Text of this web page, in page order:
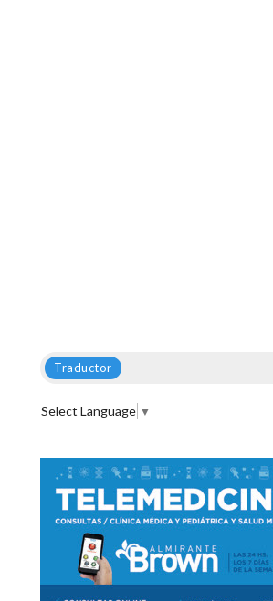
Traductor
Select Language ▼